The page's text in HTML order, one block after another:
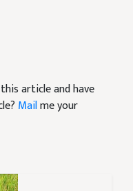
article and have
Mailme your